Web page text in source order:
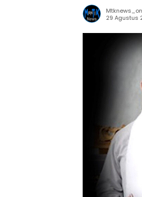
29 Agustus